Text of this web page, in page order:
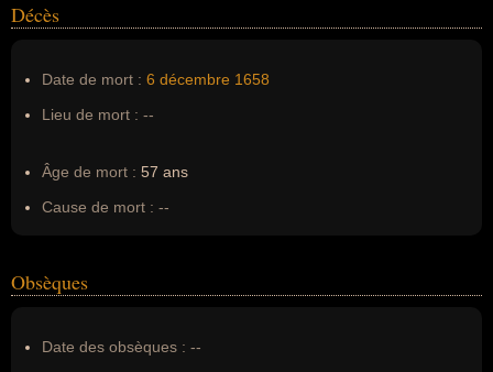
Décès
Date de mort : 6 décembre 1658
Lieu de mort : --
Âge de mort : 57 ans
Cause de mort : --
Obsèques
Date des obsèques : --